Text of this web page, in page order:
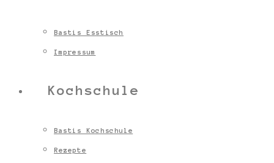
Bastis Esstisch
Impressum
Kochschule
Bastis Kochschule
Rezepte